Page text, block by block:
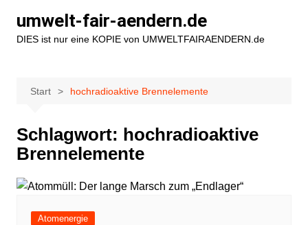
Inhalt
springen
umwelt-fair-aendern.de
DIES ist nur eine KOPIE von UMWELTFAIRAENDERN.de
Start hochradioaktive Brennelemente
Schlagwort: hochradioaktive
Brennelemente
Atomenergie